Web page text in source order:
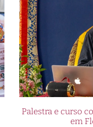
Palestra e curso
em